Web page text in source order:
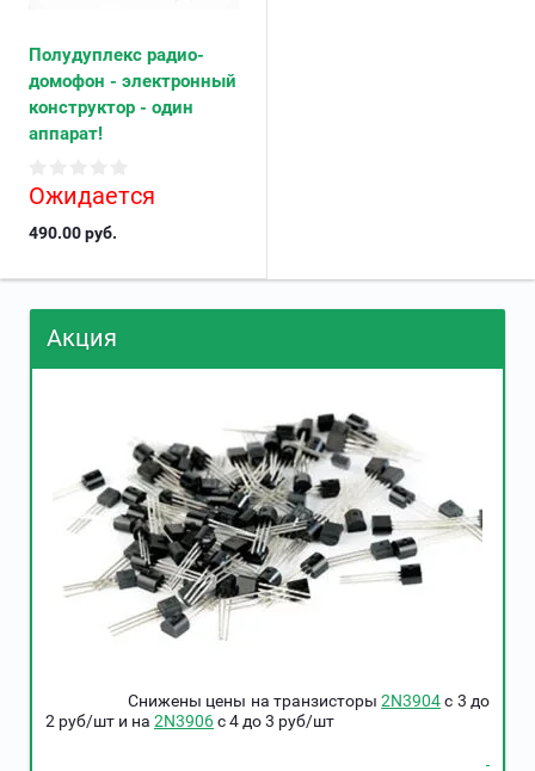
Полудуплекс радио-
домофон - электронный
конструктор - один
аппарат!
Ожидается
490.00руб.
Акция
Снижены цены на транзисторы2N3904c 3 до
2 руб/шт и на 2N3906c 4 до 3 руб/шт